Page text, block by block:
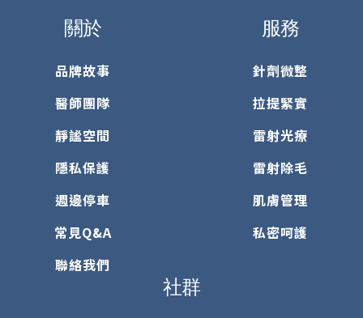
關於
品牌故事
醫師團隊
靜謐空間
隱私保護
週邊停車
常見Q&A
聯絡我們
服務
針劑微整
拉提緊實
雷射光療
雷射除毛
肌膚管理
私密呵護
社群